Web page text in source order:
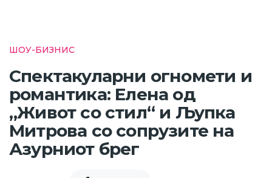
ШОУ-БИЗНИС
Спектакуларни огномети и
романтика: Елена од
„Живот со стил“ и Љупка
Митрова со сопрузите на
Азурниот брег